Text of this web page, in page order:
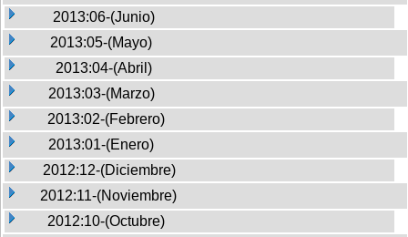
2013:06-(Junio)
2013:05-(Mayo)
2013:04-(Abril)
2013:03-(Marzo)
2013:02-(Febrero)
2013:01-(Enero)
2012:12-(Diciembre)
2012:11-(Noviembre)
2012:10-(Octubre)